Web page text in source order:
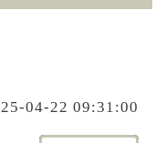
04-22 09:31:00